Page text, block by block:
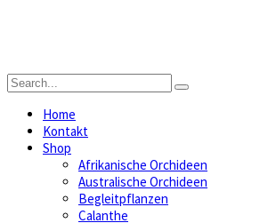
Home
Kontakt
Shop
Afrikanische Orchideen
Australische Orchideen
Begleitpflanzen
Calanthe